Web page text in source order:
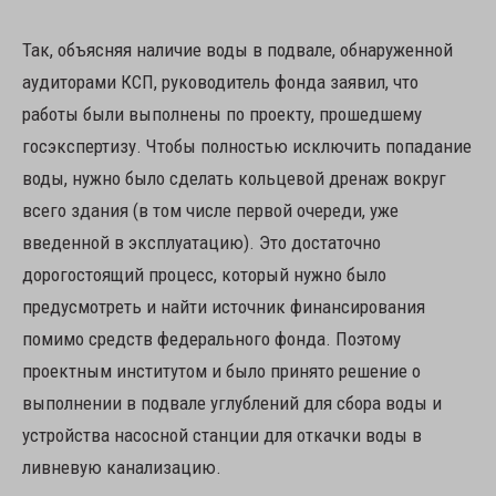
Так, объясняя наличие воды в подвале, обнаруженной
аудиторами КСП, руководитель фонда заявил, что
работы были выполнены по проекту, прошедшему
госэкспертизу. Чтобы полностью исключить попадание
воды, нужно было сделать кольцевой дренаж вокруг
всего здания (в том числе первой очереди, уже
введенной в эксплуатацию). Это достаточно
дорогостоящий процесс, который нужно было
предусмотреть и найти источник финансирования
помимо средств федерального фонда. Поэтому
проектным институтом и было принято решение о
выполнении в подвале углублений для сбора воды и
устройства насосной станции для откачки воды в
ливневую канализацию.